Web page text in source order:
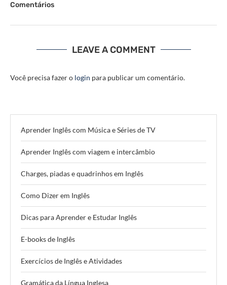
Comentários
LEAVE A COMMENT
Você precisa fazer o login para publicar um comentário.
Aprender Inglês com Música e Séries de TV
Aprender Inglês com viagem e intercâmbio
Charges, piadas e quadrinhos em Inglês
Como Dizer em Inglês
Dicas para Aprender e Estudar Inglês
E-books de Inglês
Exercícios de Inglês e Atividades
Gramática da Língua Inglesa